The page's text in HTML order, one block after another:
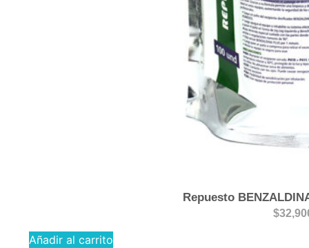
Repuesto
$
Añadir al carrito